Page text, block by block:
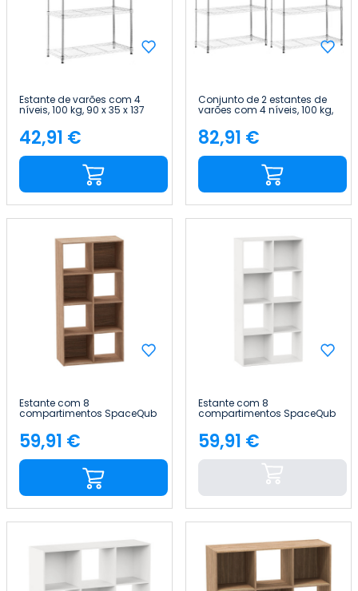
Estante de varões com 4
níveis, 100 kg, 90 x 35 x 137
cm Thinia Home
Preço
42,91 €
Conjunto de 2 estantes de
varões com 4 níveis, 100 kg,
Home
Preço
82,91 €
Estante com 8
compartimentos SpaceQub
67.5x32x134cm 7house
Preço
59,91 €
Estante com 8
compartimentos SpaceQub
67.5x32x134cm 7house
Preço
59,91 €